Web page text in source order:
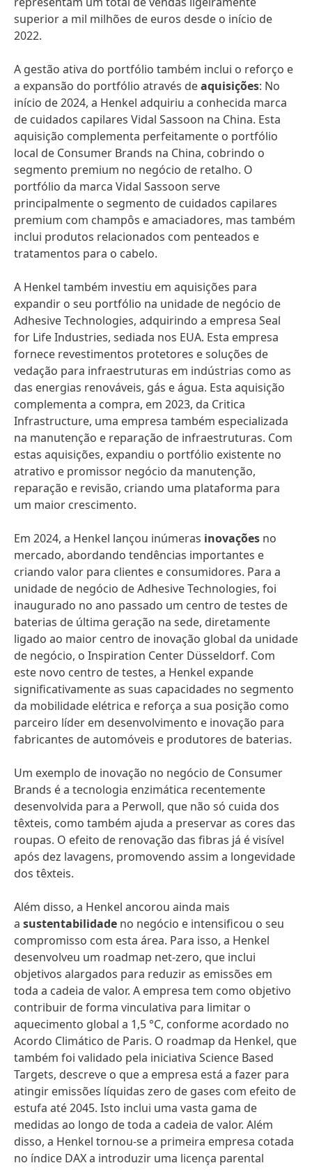
superior a mil milhões de euros desde o início de
2022.
A gestão ativa do portfólio também inclui o reforço e
a expansão do portfólio através deaquisições: No
início de 2024, a Henkel adquiriu a conhecida marca
de cuidados capilares Vidal Sassoon na China. Esta
aquisição complementa perfeitamente o portfólio
local de Consumer Brands na China, cobrindo o
segmento premium no negócio de retalho. O
portfólio da marca Vidal Sassoon serve
principalmente o segmento de cuidados capilares
premium com champôs e amaciadores, mas também
inclui produtos relacionados com penteados e
tratamentos para o cabelo.
A Henkel também investiu em aquisições para
expandir o seu portfólio na unidade de negócio de
Adhesive Technologies, adquirindo a empresa Seal
for Life Industries, sediada nos EUA. Esta empresa
fornece revestimentos protetores e soluções de
vedação para infraestruturas em indústrias como as
das energias renováveis, gás e água. Esta aquisição
complementa a compra, em 2023, da Critica
Infrastructure, uma empresa também especializada
na manutenção e reparação de infraestruturas. Com
estas aquisições, expandiu o portfólio existente no
atrativo e promissor negócio da manutenção,
reparação e revisão, criando uma plataforma para
um maior crescimento.
Em 2024, a Henkel lançou inúmeras inovações no
mercado, abordando tendências importantes e
criando valor para clientes e consumidores. Para a
unidade de negócio de Adhesive Technologies, foi
inaugurado no ano passado um centro de testes de
baterias de última geração na sede, diretamente
ligado ao maior centro de inovação global da unidade
de negócio, o Inspiration Center Düsseldorf. Com
este novo centro de testes, a Henkel expande
significativamente as suas capacidades no segmento
da mobilidade elétrica e reforça a sua posição como
parceiro líder em desenvolvimento e inovação para
fabricantes de automóveis e produtores de baterias.
Um exemplo de inovação no negócio de Consumer
Brands é a tecnologia enzimática recentemente
desenvolvida para a Perwoll, que não só cuida dos
têxteis, como também ajuda a preservar as cores das
roupas. O efeito de renovação das fibras já é visível
após dez lavagens, promovendo assim a longevidade
dos têxteis.
Além disso, a Henkel ancorou ainda mais
a sustentabilidade no negócio e intensificou o seu
compromisso com esta área. Para isso, a Henkel
desenvolveu um roadmap net-zero, que inclui
objetivos alargados para reduzir as emissões em
toda a cadeia de valor. A empresa tem como objetivo
contribuir de forma vinculativa para limitar o
aquecimento global a 1,5 °C, conforme acordado no
Acordo Climático de Paris. O roadmap da Henkel, que
também foi validado pela iniciativa Science Based
Targets, descreve o que a empresa está a fazer para
atingir emissões líquidas zero de gases com efeito de
estufa até 2045. Isto inclui uma vasta gama de
medidas ao longo de toda a cadeia de valor. Além
disso, a Henkel tornou-se a primeira empresa cotada
no índice DAX a introduzir uma licença parental